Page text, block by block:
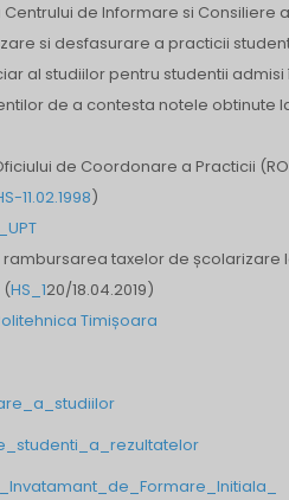
de Informare si Consiliere
si desfasurare a practicii
al studiilor pentru studentii admisi
de a contesta notele
de Coordonare a Practicii
11.02.1998)
taxelor de școlarizare
(HS_120/18.04.2019)
Timișoara